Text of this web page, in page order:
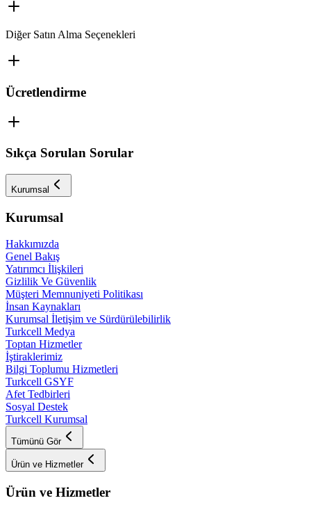
Diğer Satın Alma Seçenekleri
Ücretlendirme
Sıkça Sorulan Sorular
Kurumsal
Kurumsal
Hakkımızda
Genel Bakış
Yatırımcı İlişkileri
Gizlilik Ve Güvenlik
Müşteri Memnuniyeti Politikası
İnsan Kaynakları
Kurumsal İletişim ve Sürdürülebilirlik
Turkcell Medya
Toptan Hizmetler
İştiraklerimiz
Bilgi Toplumu Hizmetleri
Turkcell GSYF
Afet Tedbirleri
Sosyal Destek
Turkcell Kurumsal
Tümünü Gör
Ürün ve Hizmetler
Ürün ve Hizmetler